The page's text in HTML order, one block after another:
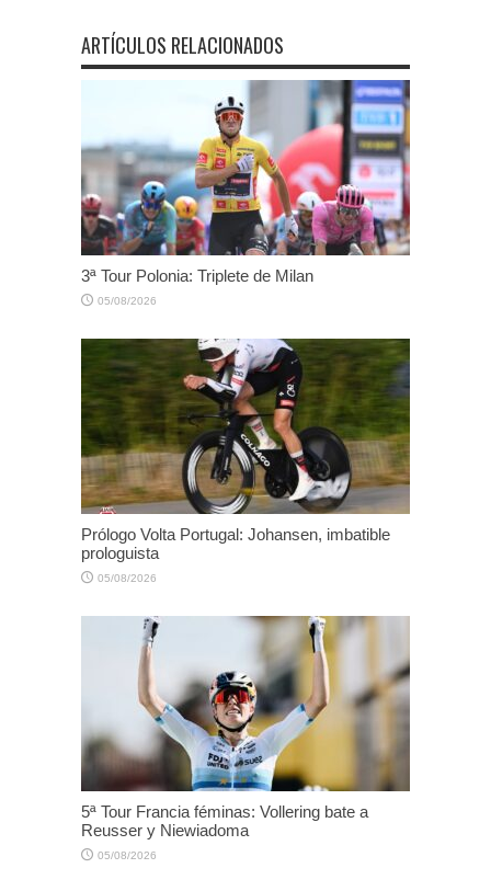
ARTÍCULOS RELACIONADOS
3ª Tour Polonia: Triplete de Milan
05/08/2026
Prólogo Volta Portugal: Johansen, imbatible
prologuista
05/08/2026
5ª Tour Francia féminas: Vollering bate a
Reusser y Niewiadoma
05/08/2026